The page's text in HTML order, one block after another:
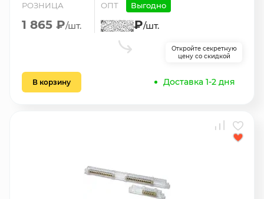
РОЗНИЦА
1 865 ₽/шт.
ОПТ Выгодно
₽/шт.
Откройте секретную
цену со скидкой
В корзину Доставка 1-2 дня